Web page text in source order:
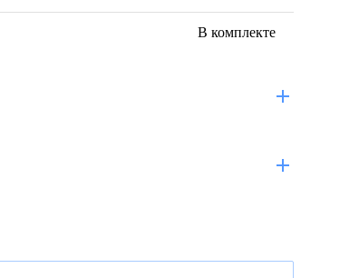
В комплекте